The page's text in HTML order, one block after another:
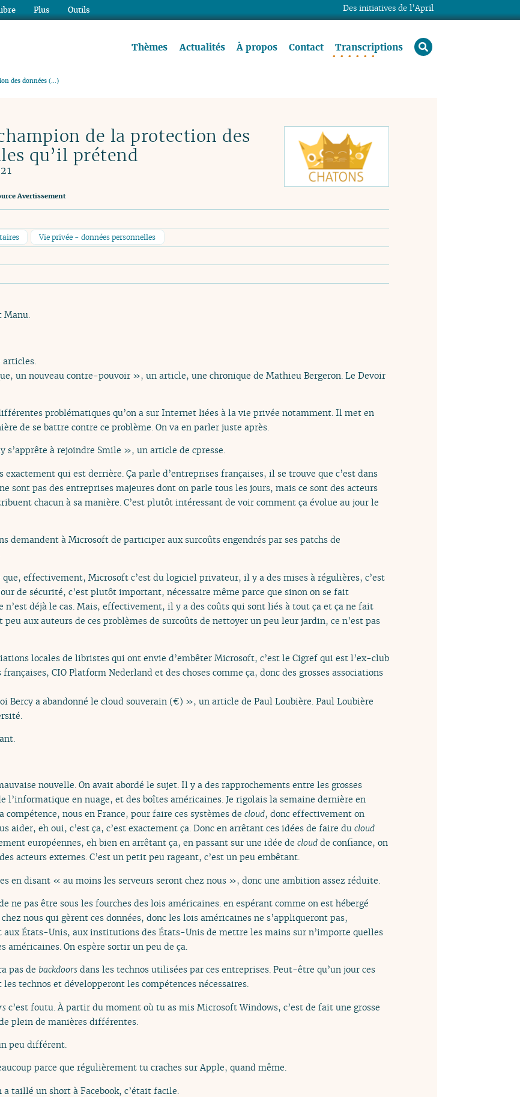
Thèmes Actualités À propos Contact Transcriptions rechercher
des données (…)
de la protection des
qu’il prétend
Avertissement
Vie privée - données personnelles
Manu.
un nouveau contre-pouvoir », un article, une chronique de Mathieu Bergeron. Le Devoir
problématiques qu’on a sur Internet liées à la vie privée notamment. Il met en
de se battre contre ce problème. On va en parler juste après.
s’apprête à rejoindre Smile », un article de cpresse.
exactement qui est derrière. Ça parle d’entreprises françaises, il se trouve que c’est dans
sont pas des entreprises majeures dont on parle tous les jours, mais ce sont des acteurs
chacun à sa manière. C’est plutôt intéressant de voir comment ça évolue au jour le
demandent à Microsoft de participer aux surcoûts engendrés par ses patchs de
effectivement, Microsoft c’est du logiciel privateur, il y a des mises à régulières, c’est
de sécurité, c’est plutôt important, nécessaire même parce que sinon on se fait
déjà le cas. Mais, effectivement, il y a des coûts qui sont liés à tout ça et ça ne fait
aux auteurs de ces problèmes de surcoûts de nettoyer un peu leur jardin, ce n’est pas
locales de libristes qui ont envie d’embêter Microsoft, c’est le Cigref qui est l’ex-club
CIO Platform Nederland et des choses comme ça, donc des grosses associations
Bercy a abandonné le cloud souverain (€) », un article de Paul Loubière. Paul Loubière
nouvelle. On avait abordé le sujet. Il y a des rapprochements entre les grosses
l’informatique en nuage, et des boîtes américaines. Je rigolais la semaine dernière en
compétence, nous en France, pour faire ces systèmes de cloud, donc effectivement on
aider, eh oui, c’est ça, c’est exactement ça. Donc en arrêtant ces idées de faire du cloud
européennes, eh bien en arrêtant ça, en passant sur une idée de cloud de confiance, on
acteurs externes. C’est un petit peu rageant, c’est un peu embêtant.
en disant « au moins les serveurs seront chez nous », donc une ambition assez réduite.
ne pas être sous les fourches des lois américaines. en espérant comme on est hébergé
nous qui gèrent ces données, donc les lois américaines ne s’appliqueront pas,
aux États-Unis, aux institutions des États-Unis de mettre les mains sur n’importe quelles
américaines. On espère sortir un peu de ça.
pas de backdoors dans les technos utilisées par ces entreprises. Peut-être qu’un jour ces
technos et développeront les compétences nécessaires.
c’est foutu. À partir du moment où tu as mis Microsoft Windows, c’est de fait une grosse
plein de manières différentes.
peu différent.
parce que régulièrement tu craches sur Apple, quand même.
a taillé un short à Facebook, c’était facile.
Des initiatives de l’April
Plus Outils